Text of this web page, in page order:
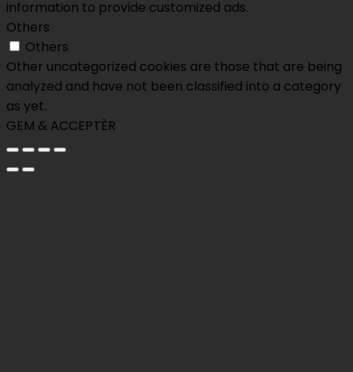
information to provide customized ads.
Others
Others
Other uncategorized cookies are those that are being
analyzed and have not been classified into a category
as yet.
GEM & ACCEPTÈR